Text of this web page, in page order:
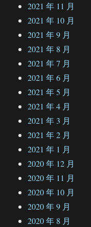
2021 年 11 月
2021 年 10 月
2021 年 9 月
2021 年 8 月
2021 年 7 月
2021 年 6 月
2021 年 5 月
2021 年 4 月
2021 年 3 月
2021 年 2 月
2021 年 1 月
2020 年 12 月
2020 年 11 月
2020 年 10 月
2020 年 9 月
2020 年 8 月